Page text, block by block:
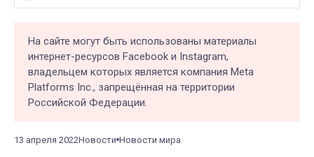
На сайте могут быть использованы материалы
интернет-ресурсов Facebook и Instagram,
владельцем которых является компания Meta
Platforms Inc., запрещённая на территории
Российской Федерации.
13 апреля 2022Новости Новости мира